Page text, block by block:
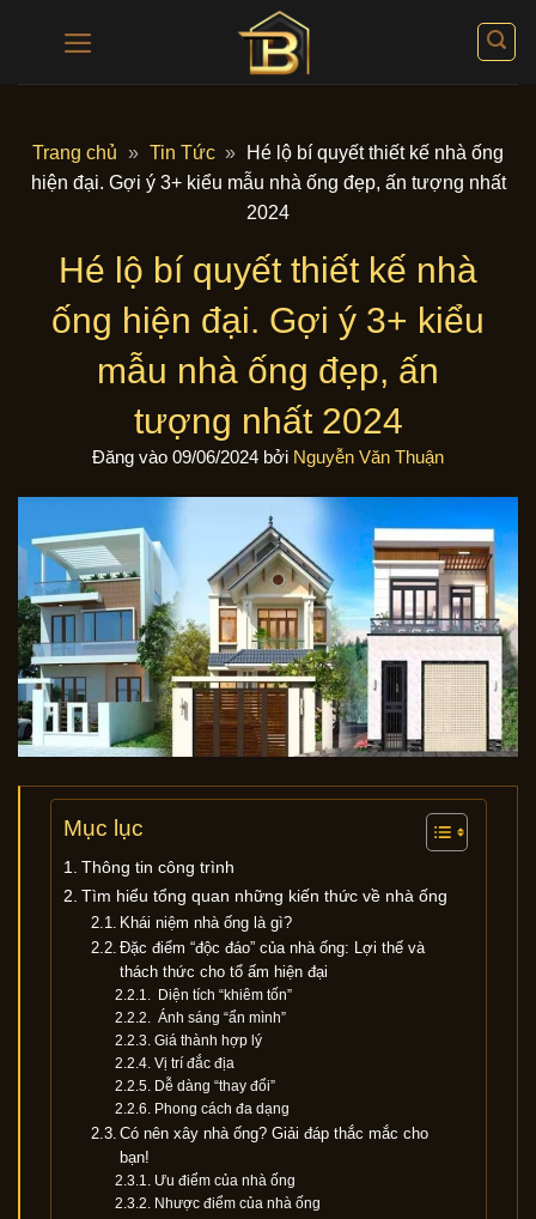
Trang chủ » Tin Tức »
Hé lộ bí quyết thiết kế nhà ống
hiện đại. Gợi ý 3+ kiểu mẫu nhà ống đẹp, ấn tượng nhất
2024
Hé lộ bí quyết thiết kế nhà
ống hiện đại. Gợi ý 3+ kiểu
mẫu nhà ống đẹp, ấn
tượng nhất 2024
Đăng vào 09/06/2024 bởi Nguyễn Văn Thuận
Mục lục
Thông tin công trình
Tìm hiểu tổng quan những kiến thức về nhà ống
Khái niệm nhà ống là gì?
Đặc điểm “độc đáo” của nhà ống: Lợi thế và
thách thức cho tổ ấm hiện đại
Diện tích “khiêm tốn”
Ánh sáng “ẩn mình”
Giá thành hợp lý
Vị trí đắc địa
Dễ dàng “thay đổi”
Phong cách đa dạng
Có nên xây nhà ống? Giải đáp thắc mắc cho
bạn!
Ưu điểm của nhà ống
Nhược điểm của nhà ống